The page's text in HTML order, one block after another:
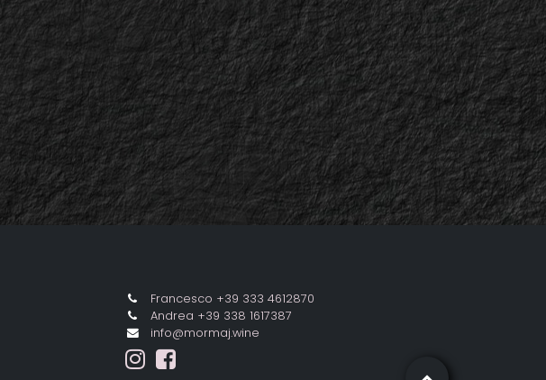
Francesco +39 333 4612870
Andrea +39 338 1617387
info@mormaj.wine